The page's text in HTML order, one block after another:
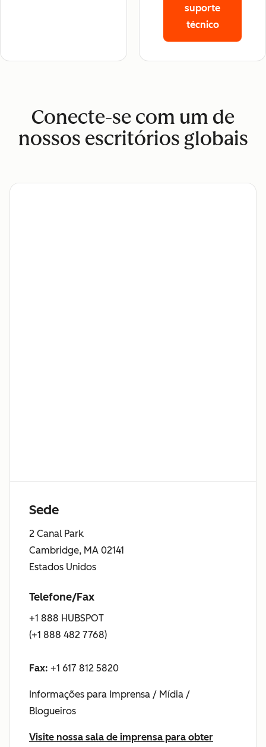
suporte
técnico
Conecte-se com um de
nossos escritórios globais
Sede
2 Canal Park
Cambridge, MA 02141
Estados Unidos
Telefone/Fax
+1 888 HUBSPOT
(+1 888 482 7768)
Fax: +1 617 812 5820
Informações para Imprensa / Mídia /
Blogueiros
Visite nossa sala de imprensa para obter